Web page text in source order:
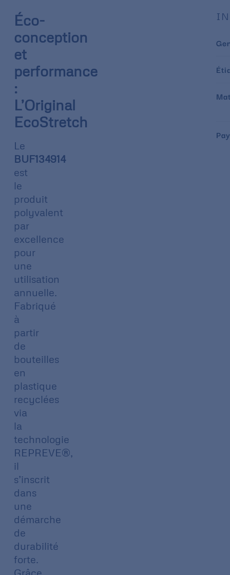
Éco-
conception
et
performance
:
L’Original
EcoStretch
Le
BUF134914
est
le
produit
polyvalent
par
excellence
pour
une
utilisation
annuelle.
Fabriqué
à
partir
de
bouteilles
en
plastique
recyclées
via
la
technologie
REPREVE®,
il
s’inscrit
dans
une
démarche
de
durabilité
forte.